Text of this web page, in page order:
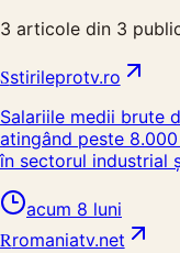
3 articole din 3
Sstirileprotv.ro
Salariile medii brute
atingând peste
în sectorul industrial
acum 8 luni
Rromaniatv.net